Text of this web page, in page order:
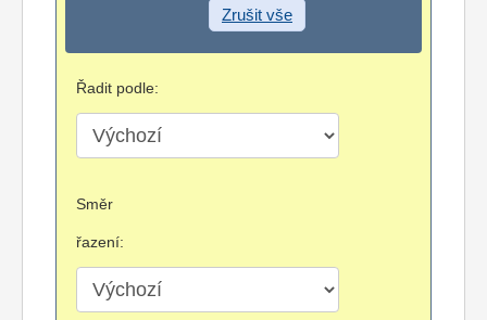
Zrušit vše
Řadit podle:
Směr
řazení: